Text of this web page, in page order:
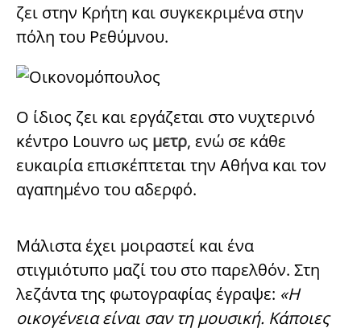
ζει στην Κρήτη και συγκεκριμένα στην
πόλη του Ρεθύμνου.
Ο ίδιος ζει και εργάζεται στο νυχτερινό
κέντρο Louvro ως μετρ, ενώ σε κάθε
ευκαιρία επισκέπτεται την Αθήνα και τον
αγαπημένο του αδερφό.
Μάλιστα έχει μοιραστεί και ένα
στιγμιότυπο μαζί του στο παρελθόν. Στη
λεζάντα της φωτογραφίας έγραψε: «Η
οικογένεια είναι σαν τη μουσική. Κάποιες